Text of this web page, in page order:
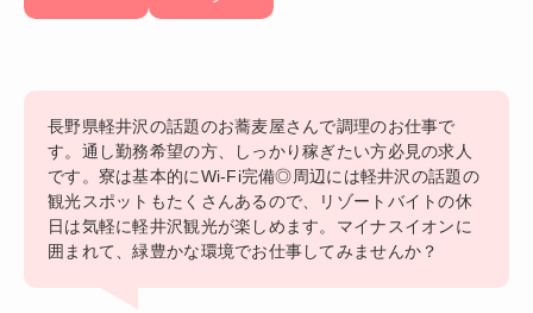
長野県軽井沢の話題のお蕎麦屋さんで調理のお仕事で
す。通し勤務希望の方、しっかり稼ぎたい方必見の求人
です。寮は基本的にWi-Fi完備◎周辺には軽井沢の話題の
観光スポットもたくさんあるので、リゾートバイトの休
日は気軽に軽井沢観光が楽しめます。マイナスイオンに
囲まれて、緑豊かな環境でお仕事してみませんか？